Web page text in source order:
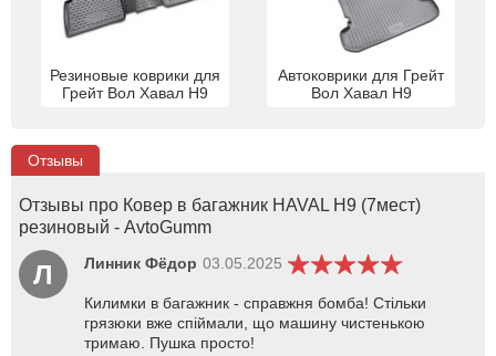
Резиновые коврики для
Грейт Вол Хавал H9
Автоковрики для Грейт
Вол Хавал H9
Отзывы
Отзывы про Ковер в багажник HAVAL H9 (7мест)
резиновый - AvtoGumm
Л Линник Фёдор 03.05.2025
Килимки в багажник - справжня бомба! Стільки
грязюки вже спіймали, що машину чистенькою
тримаю. Пушка просто!